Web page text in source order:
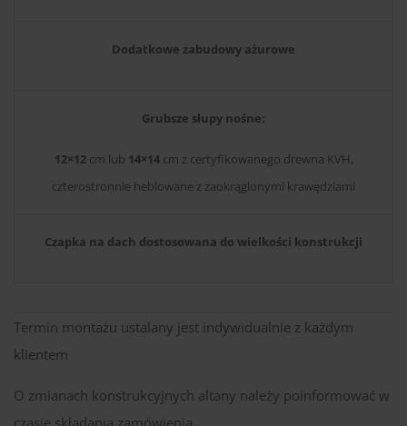
Dodatkowe zabudowy ażurowe
Grubsze słupy nośne:
12×12 cm lub 14×14 cm z certyfikowanego drewna KVH,
czterostronnie heblowane z zaokrąglonymi krawędziami
Czapka na dach dostosowana do wielkości konstrukcji
Termin montażu ustalany jest indywidualnie z każdym
klientem
O zmianach konstrukcyjnych altany należy poinformować w
czasie składania zamówienia